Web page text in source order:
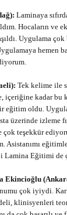
Laminaya
Hocaların
Uygulama
hemen
Tek kelime ile
içeriğine kadar bu
eğitim oldu.
üzerinde izleme
çok teşekkür
Asistanımı
Eğitimi de
Ekincioğlu
çok iyiydi.
klinisyenleri